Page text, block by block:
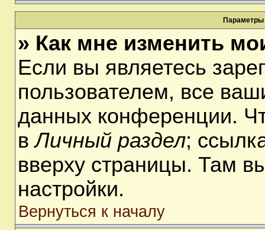
Параметры
» Как мне изменить
Если вы являетесь
пользователем, все
данных конференции.
вЛичный раздел;
вверху страницы. Там
настройки.
Вернуться к началу